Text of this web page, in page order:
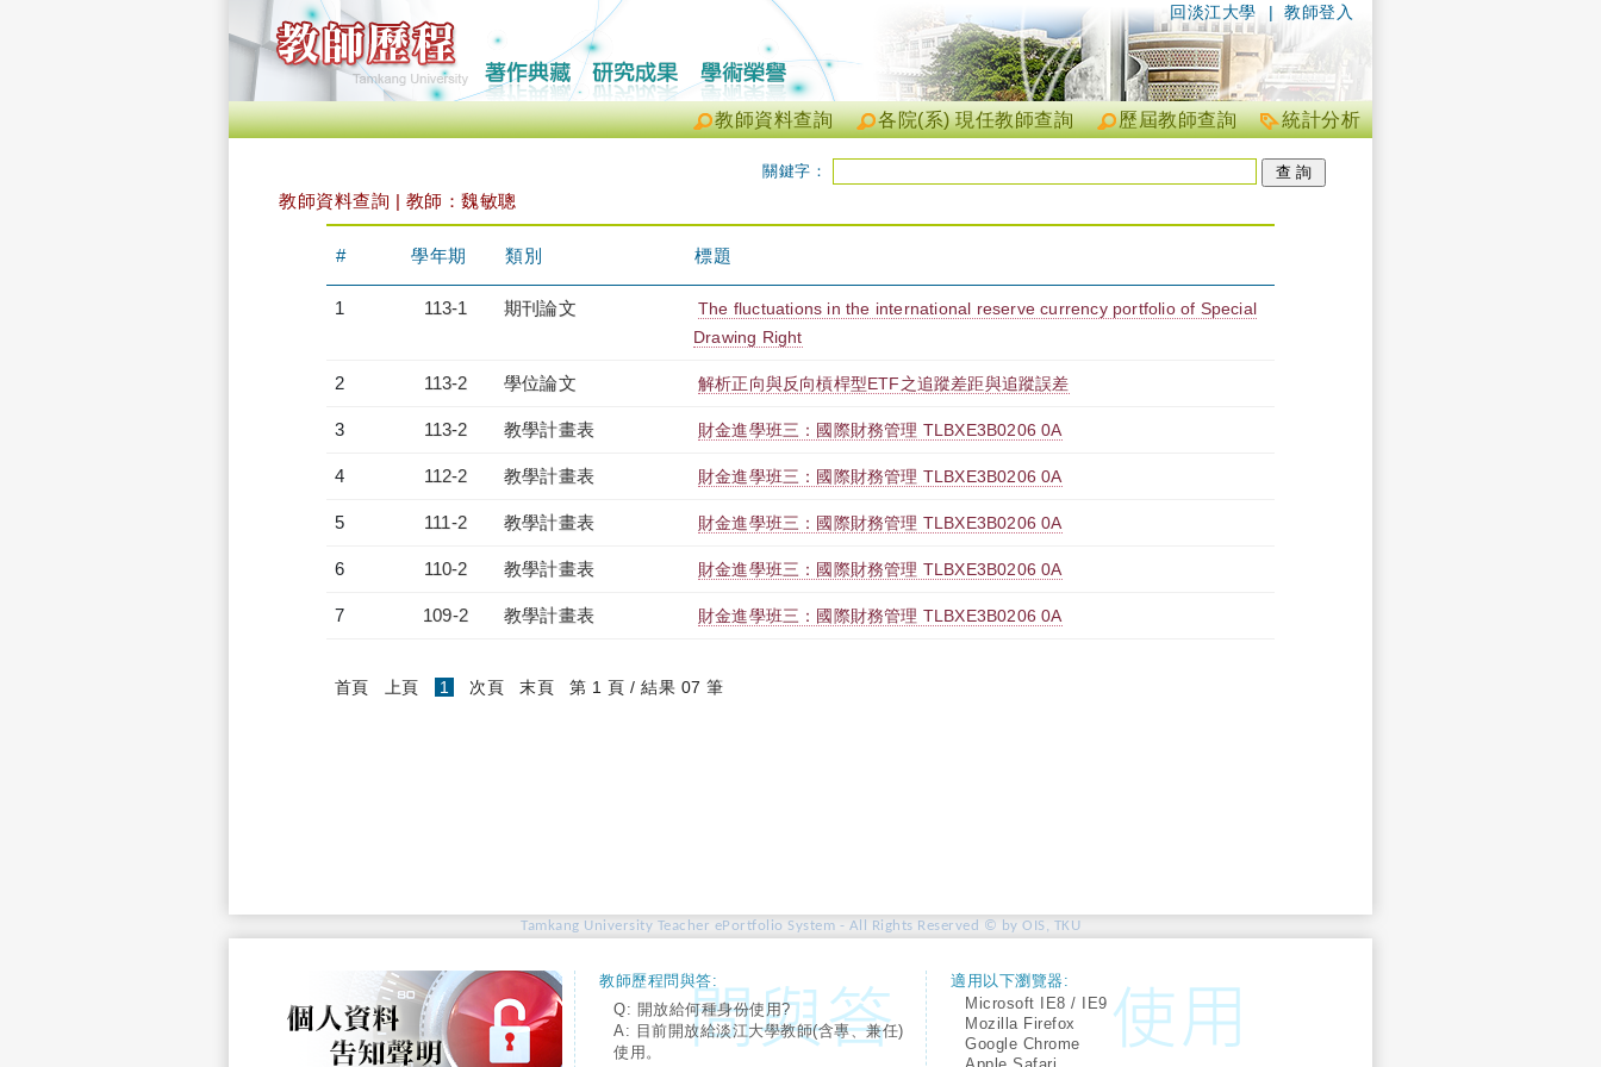
| 教師登入
回淡江大學
統計分析
歷屆教師查詢
各院(系) 現任教師查詢
教師資料查詢
關鍵字：
教師資料查詢 | 教師：魏敏聰
# 學年期 類別 標題
1 113-1 期刊論文
The fluctuations in the international reserve currency portfolio of Special
Drawing Right
2 113-2 學位論文 解析正向與反向槓桿型ETF之追蹤差距與追蹤誤差
3 113-2 教學計畫表 財金進學班三：國際財務管理 TLBXE3B0206 0A
4 112-2 教學計畫表 財金進學班三：國際財務管理 TLBXE3B0206 0A
5 111-2 教學計畫表 財金進學班三：國際財務管理 TLBXE3B0206 0A
6 110-2 教學計畫表 財金進學班三：國際財務管理 TLBXE3B0206 0A
7 109-2 教學計畫表 財金進學班三：國際財務管理 TLBXE3B0206 0A
首頁 上頁 1 (current)
次頁 末頁 第 1 頁 / 結果 07 筆
Tamkang University Teacher ePortfolio System - All Rights Reserved © by OIS, TKU
教師歷程問與答:
Q: 開放給何種身份使用?
A: 目前開放給淡江大學教師(含專、兼任)
使用。
適用以下瀏覽器:
Microsoft IE8 / IE9
Mozilla Firefox
Google Chrome